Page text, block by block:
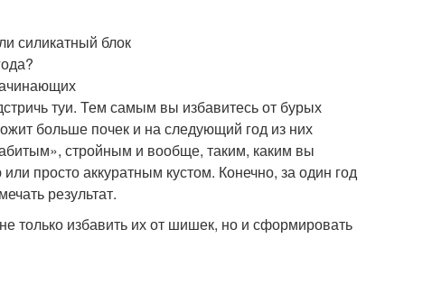
силикатный блок
туи. Тем самым вы избавитесь от бурых
больше почек и на следующий год из них
стройным и вообще, таким, каким вы
просто аккуратным кустом. Конечно, за один год
результат.
только избавить их от шишек, но и сформировать